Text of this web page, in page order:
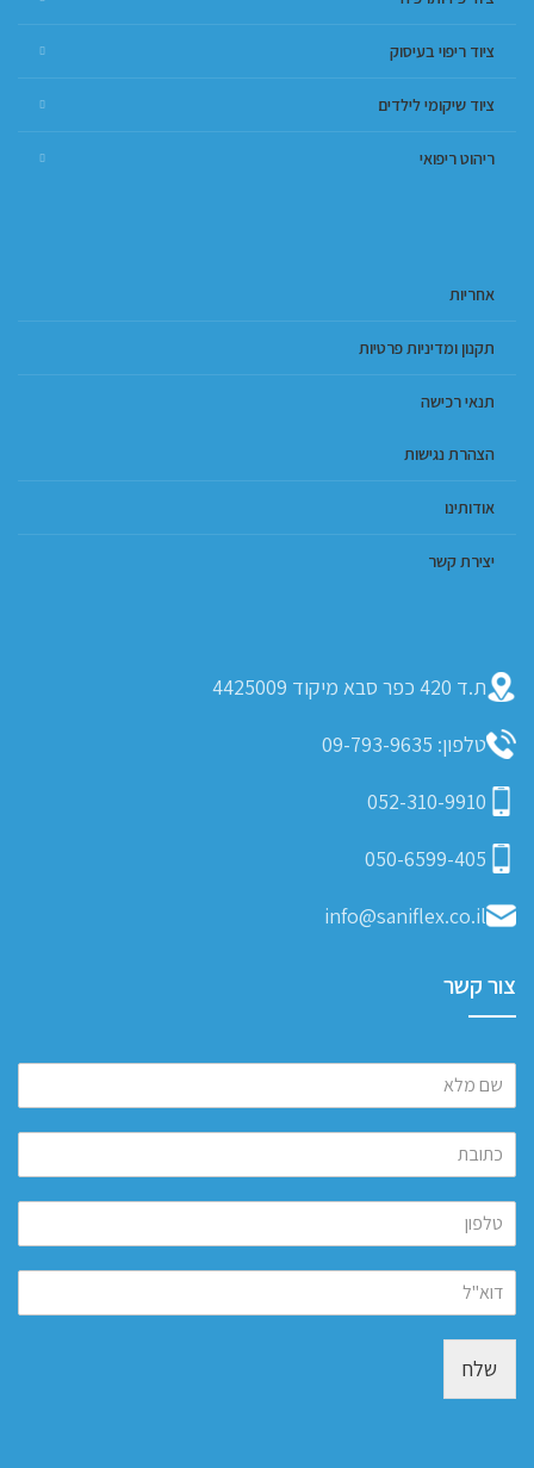
ציוד ריפוי בעיסוק
ציוד שיקומי לילדים
ריהוט ריפואי
אחריות
תקנון ומדיניות פרטיות
תנאי רכישה
הצהרת נגישות
אודותינו
יצירת קשר
ת.ד 420 כפר סבא מיקוד 4425009
טלפון: 09-793-9635
052-310-9910
050-6599-405
info@saniflex.co.il
צור קשר
שלח